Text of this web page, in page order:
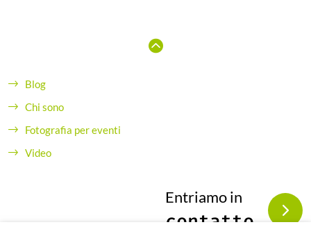
Blog
Chi sono
Fotografia per eventi
Video
Entriamo in
contatto